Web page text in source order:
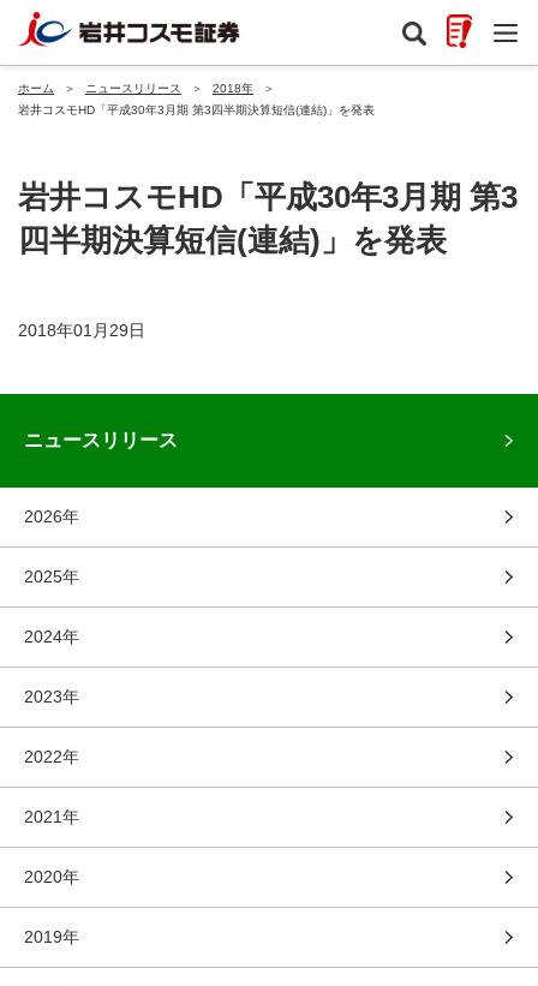
ホーム ＞ ニュースリリース ＞ 2018年
＞
岩井コスモHD「平成30年3月期 第3四半期決算短信(連結)」を発表
岩井コスモHD「平成30年3月期 第3
四半期決算短信(連結)」を発表
2018年01月29日
ニュースリリース
2026年
2025年
2024年
2023年
2022年
2021年
2020年
2019年